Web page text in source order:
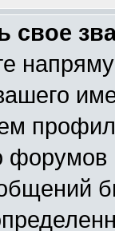
свое